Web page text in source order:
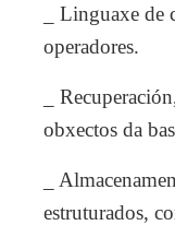
_ Linguaxe de
operadores.
_
obxectos da
_
estruturados,